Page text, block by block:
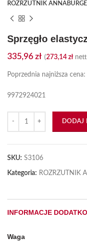
ROZRZUTNIK
Sprzęgło
335,96 zł (273,14 zł
Poprzednia najniższa cena:
9972924021
DODAJ
SKU: S3106
Kategoria: ROZRZUTNIK
INFORMACJE
Waga